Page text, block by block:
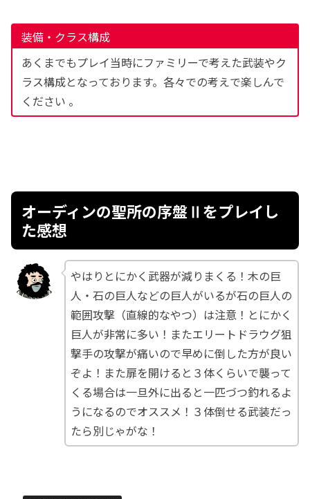
装備・クラス構成
あくまでもプレイ当時にファミリーで考えた武装やク
ラス構成となっております。各々での考えで楽しんで
ください 。
オーディンの聖所の序盤Ⅱをプレイし
た感想
やはりとにかく武器が減りまくる！木の巨
人・石の巨人などの巨人がいるが石の巨人の
範囲攻撃（直線的なやつ）は注意！とにかく
巨人が非常に多い！またエリートドラウグ狙
撃手の攻撃が痛いので早めに倒した方が良い
ぞよ！また扉を開けると３体くらいで襲って
くる場合は一旦外に出ると一匹づつ釣れるよ
うになるのでオススメ！３体倒せる武装だっ
たら別じゃがな！